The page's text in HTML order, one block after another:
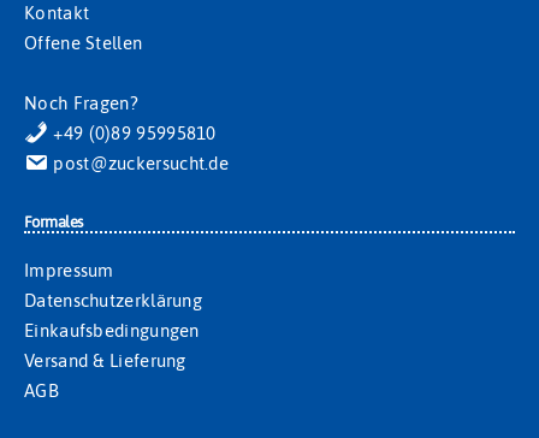
Kontakt
Offene Stellen
Noch Fragen?
+49 (0)89 95995810
post@zuckersucht.de
Formales
Impressum
Datenschutzerklärung
Einkaufsbedingungen
Versand & Lieferung
AGB